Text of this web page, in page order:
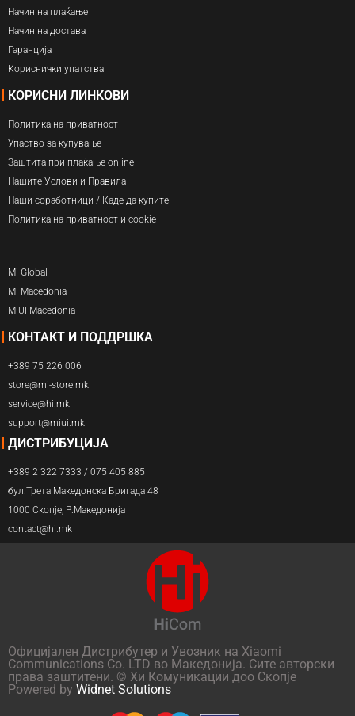
Начин на плаќање
Начин на достава
Гаранција
Кориснички упатства
КОРИСНИ ЛИНКОВИ
Политика на приватност
Упаство за купување
Заштита при плаќање online
Нашите Услови и Правила
Наши соработници / Каде да купите
Политика на приватност и cookie
Mi Global
Mi Macedonia
MIUI Macedonia
КОНТАКТ И ПОДДРШКА
+389 75 226 006
store@mi-store.mk
service@hi.mk
support@miui.mk
ДИСТРИБУЦИЈА
+389 2 322 7333 / 075 405 885
бул.Трета Македонска Бригада 48
1000 Скопје, Р.Македонија
contact@hi.mk
Официјален Дистрибутер и Увозник на Xiaomi
Communications Co. LTD во Македонија. Сите авторски
права заштитени. © Хи Комуникации доо Скопје
Powered by Widnet Solutions